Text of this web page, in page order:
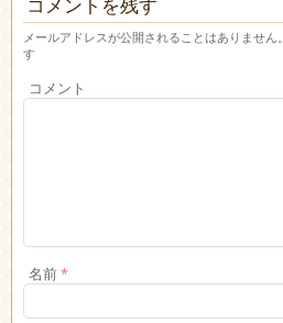
コメントを残す
メールアドレスが公開されることはありません。
す
コメント
名前*